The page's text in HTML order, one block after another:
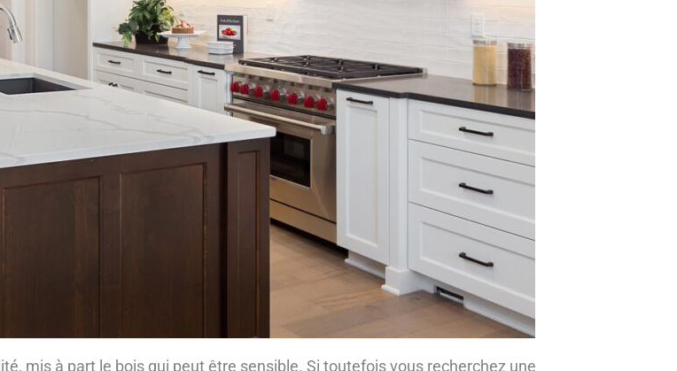
mis à part le bois qui peut être sensible. Si toutefois vous recherchez une